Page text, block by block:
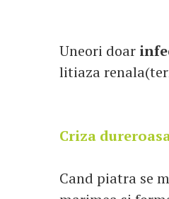
Uneori doar
litiaza
Criza
Cand piatra se